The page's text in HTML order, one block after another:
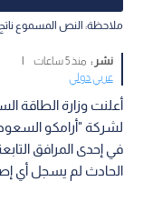
ملاحظة: النص المسموع
نشر : منذ 5 ساعات
|
عربي دولي
أعلنت وزارة الطاقة
لشركة "أرامكو
في إحدى المرافق
الحادث لم يسجل أي